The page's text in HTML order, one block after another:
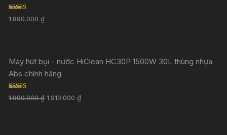
Rated 5.00
out of 5
1.890.000₫
Máy hút bụi - nước HiClean HC30P 1500W 30L thùng nhựa
Abs chính hãng
Rated 5.00
out of 5
1.990.000₫ 1.910.000₫